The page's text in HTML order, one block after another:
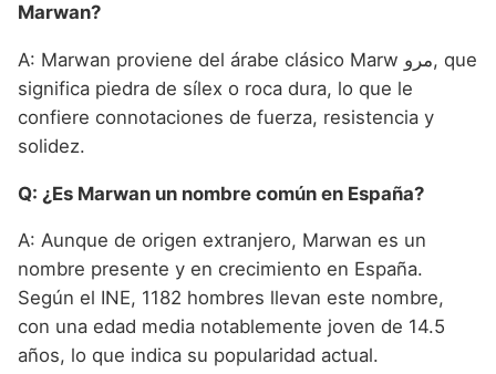
Marwan?
A: Marwan proviene del árabe clásico Marw مرو, que
significa piedra de sílex o roca dura, lo que le
confiere connotaciones de fuerza, resistencia y
solidez.
Q: ¿Es Marwan un nombre común en España?
A: Aunque de origen extranjero, Marwan es un
nombre presente y en crecimiento en España.
Según el INE, 1182 hombres llevan este nombre,
con una edad media notablemente joven de 14.5
años, lo que indica su popularidad actual.